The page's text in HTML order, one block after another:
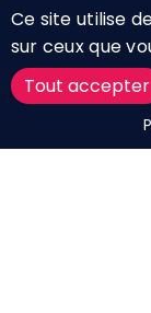
Ce site utilise
sur ceux que
Tout accepter